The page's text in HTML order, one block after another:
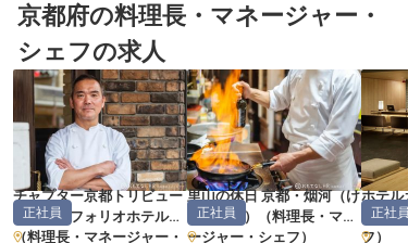
京都府の料理長・マネージャー・
シェフの求人
チャプター京都トリビュー
トポートフォリオホテル
（料理長・マネージャー・
正社員
里山の休日 京都・烟河（け
ぶりかわ）
（料理長・マネ
ージャー・シェフ ）
正社員
ホテル
長・
フ ）
正社員